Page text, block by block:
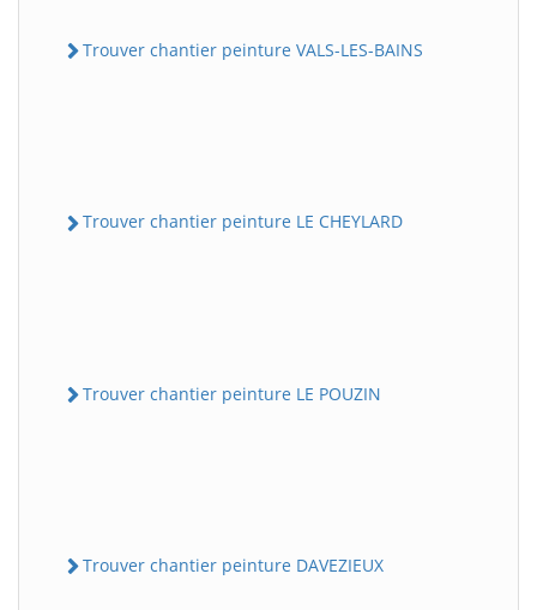
Trouver chantier peinture VALS-LES-BAINS
Trouver chantier peinture LE CHEYLARD
Trouver chantier peinture LE POUZIN
Trouver chantier peinture DAVEZIEUX